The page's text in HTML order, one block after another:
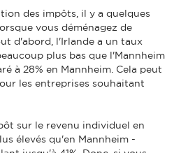
des impôts, il y a quelques
vous déménagez de
d'abord, l'Irlande a un taux
plus bas que l'Mannheim
à 28% en Mannheim. Cela peut
les entreprises souhaitant
sur le revenu individuel en
élevés qu'en Mannheim -